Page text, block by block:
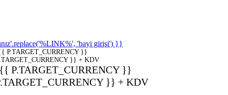
'bayi girişi') }}
P.TARGET_CURRENCY }}
}} + KDV
{{ P.TARGET_CURRENCY }}
}} + KDV